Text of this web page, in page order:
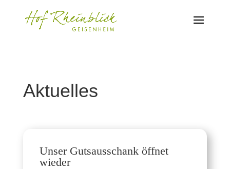
Aktuelles
Unser Gutsausschank öffnet
wieder